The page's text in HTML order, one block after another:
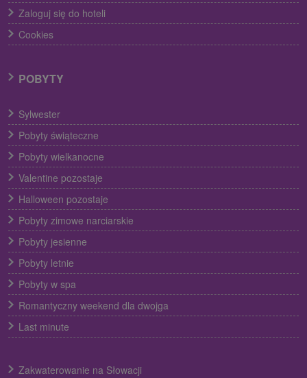
Zaloguj się do hoteli
Cookies
POBYTY
Sylwester
Pobyty świąteczne
Pobyty wielkanocne
Valentine pozostaje
Halloween pozostaje
Pobyty zimowe narciarskie
Pobyty jesienne
Pobyty letnie
Pobyty w spa
Romantyczny weekend dla dwojga
Last minute
Zakwaterowanie na Słowacji